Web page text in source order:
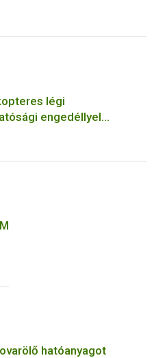
légi
engedéllyel
hatóanyagot